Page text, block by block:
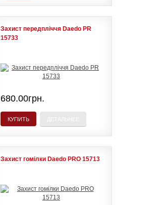
Захист передпліччя Daedo PR
15733
680.00грн.
КУПИТЬ
Захист гомілки Daedo PRO 15713